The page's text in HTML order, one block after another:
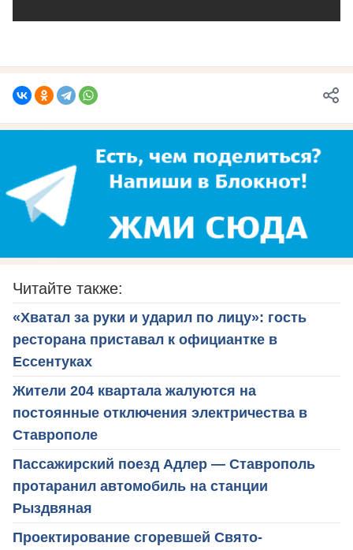
Читайте также:
«Хватал за руки и ударил по лицу»: гость
ресторана приставал к официантке в
Ессентуках
Жители 204 квартала жалуются на
постоянные отключения электричества в
Ставрополе
Пассажирский поезд Адлер — Ставрополь
протаранил автомобиль на станции
Рыздвяная
Проектирование сгоревшей Свято-